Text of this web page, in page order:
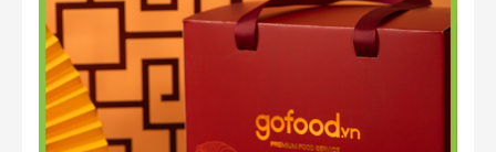
Sườn non rút xương bò Black Angus
hạng cao cấp
Sườn non rút xương bò có đường vân mỡ đều
đặn, lý tưởng cho món nướng và Steak. Phần